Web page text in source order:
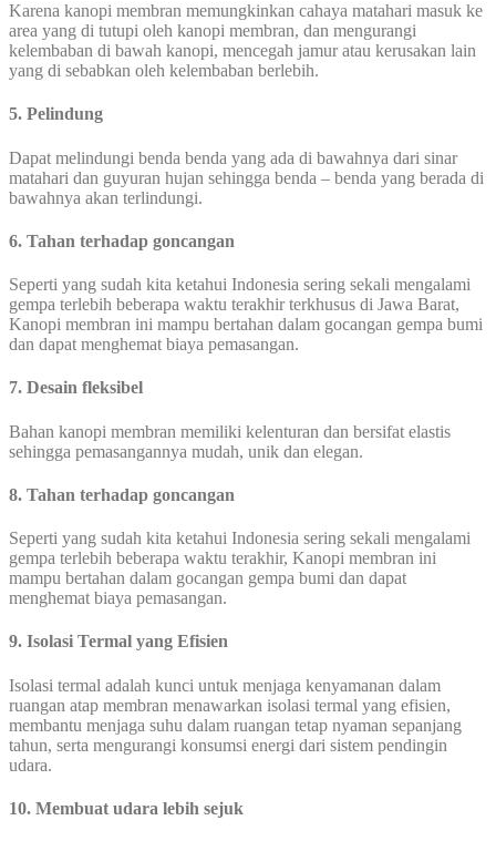
Karena kanopi membran memungkinkan cahaya matahari masuk ke
area yang di tutupi oleh kanopi membran, dan mengurangi
kelembaban di bawah kanopi, mencegah jamur atau kerusakan lain
yang di sebabkan oleh kelembaban berlebih.
5. Pelindung
Dapat melindungi benda benda yang ada di bawahnya dari sinar
matahari dan guyuran hujan sehingga benda – benda yang berada di
bawahnya akan terlindungi.
6. Tahan terhadap goncangan
Seperti yang sudah kita ketahui Indonesia sering sekali mengalami
gempa terlebih beberapa waktu terakhir terkhusus di Jawa Barat,
Kanopi membran ini mampu bertahan dalam gocangan gempa bumi
dan dapat menghemat biaya pemasangan.
7. Desain fleksibel
Bahan kanopi membran memiliki kelenturan dan bersifat elastis
sehingga pemasangannya mudah, unik dan elegan.
8. Tahan terhadap goncangan
Seperti yang sudah kita ketahui Indonesia sering sekali mengalami
gempa terlebih beberapa waktu terakhir, Kanopi membran ini
mampu bertahan dalam gocangan gempa bumi dan dapat
menghemat biaya pemasangan.
9. Isolasi Termal yang Efisien
Isolasi termal adalah kunci untuk menjaga kenyamanan dalam
ruangan atap membran menawarkan isolasi termal yang efisien,
membantu menjaga suhu dalam ruangan tetap nyaman sepanjang
tahun, serta mengurangi konsumsi energi dari sistem pendingin
udara.
10. Membuat udara lebih sejuk